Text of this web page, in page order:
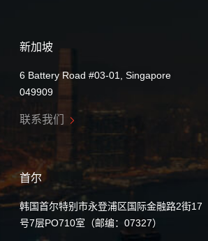
新加坡
6 Battery Road #03-01, Singapore
049909
联系我们
首尔
韩国首尔特别市永登浦区国际金融路2街17
号7层PO710室（邮编：07327）